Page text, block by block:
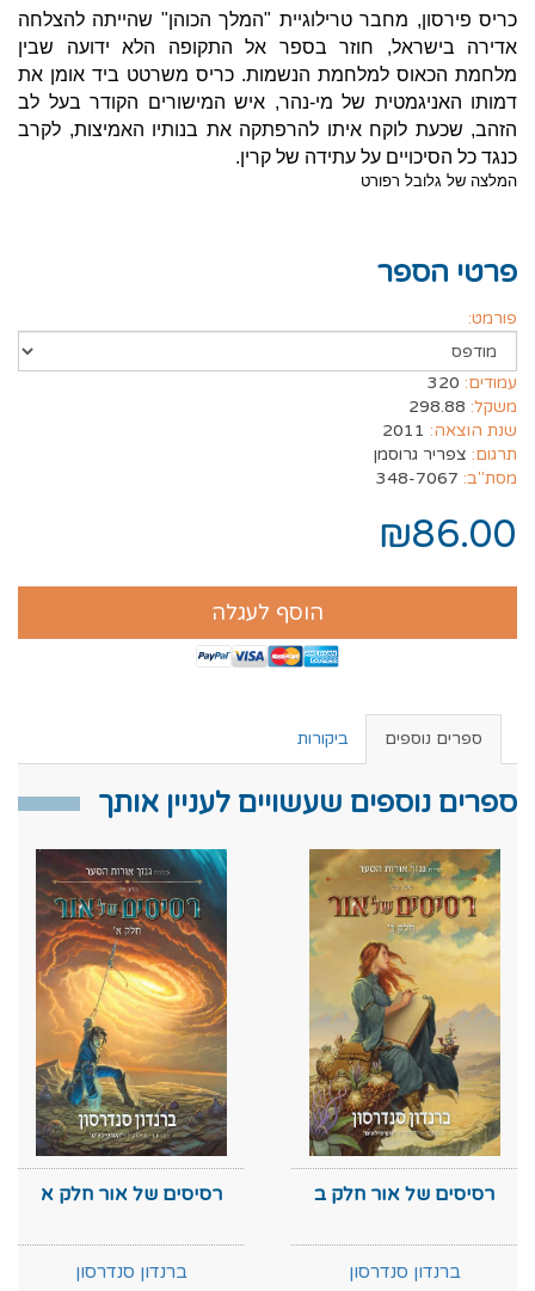
כריס פירסון, מחבר טרילוגיית "המלך הכוהן" שהייתה להצלחה
אדירה בישראל, חוזר בספר אל התקופה הלא ידועה שבין
מלחמת הכאוס למלחמת הנשמות. כריס משרטט ביד אומן את
דמותו האניגמטית של מי-נהר, איש המישורים הקודר בעל לב
הזהב, שכעת לוקח איתו להרפתקה את בנותיו האמיצות, לקרב
כנגד כל הסיכויים על עתידה של קרין.
המלצה של גלובל רפורט
פרטי הספר
פורמט:
עמודים: 320
משקל: 298.88
שנת הוצאה: 2011
תרגום: צפריר גרוסמן
מסת"ב: 348-7067
₪86.00
הוסף לעגלה
ספרים נוספים ביקורות
ספרים נוספים שעשויים לעניין אותך
רסיסים של אור חלק ב
ברנדון סנדרסון
רסיסים של אור חלק א
ברנדון סנדרסון